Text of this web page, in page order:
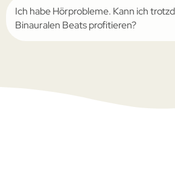
Ich habe Hörprobleme. Kann ich
Binauralen Beats profitieren?